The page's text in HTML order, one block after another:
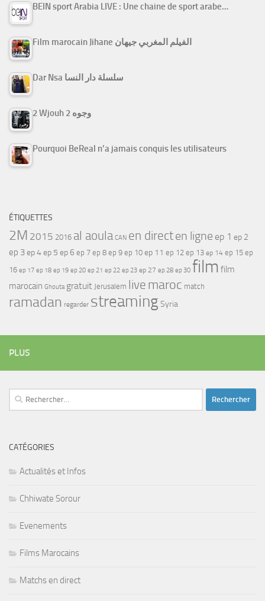
BEIN sport Arabia LIVE : Une chaine de sport arabe…
Film marocain Jihane الفيلم المغربي جيهان
Dar Nsa سلسلة دار النسا
2 Wjouh 2 وجوه
Pourquoi BeReal n’a jamais conquis les utilisateurs
ÉTIQUETTES
2M 2015 2016 al aoula CAN en directen ligne ep 1 ep 2
ep 3ep 4ep 5 ep 6 ep 7 ep 8 ep 9 ep 10 ep 11 ep 12 ep 13 ep 14 ep 15 ep
16 ep 17 ep 18 ep 19 ep 20 ep 21 ep 22 ep 23 ep 27 ep 28 ep 30 film film
marocain Ghouta gratuit Jerusalem live maroc match
ramadan regarder streamingSyria
PLUS
Rechercher :
CATÉGORIES
Actualités et Infos
Chhiwate Sorour
Evenements
Films Marocains
Matchs en direct